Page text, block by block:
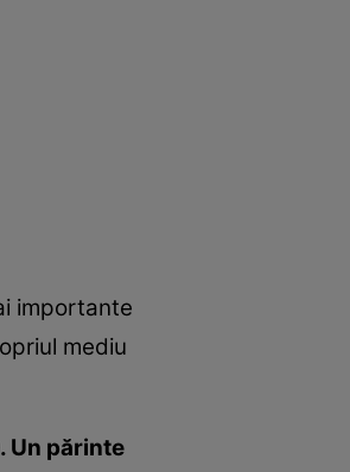
importante
mediu
Un părinte